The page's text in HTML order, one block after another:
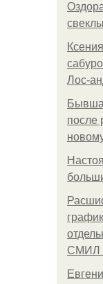
Лос-
после
СМИЛ